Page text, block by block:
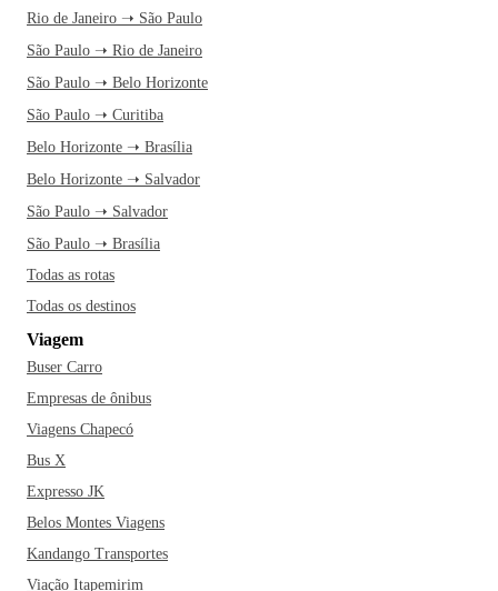
Rio de Janeiro ➝ São Paulo
São Paulo ➝ Rio de Janeiro
São Paulo ➝ Belo Horizonte
São Paulo ➝ Curitiba
Belo Horizonte ➝ Brasília
Belo Horizonte ➝ Salvador
São Paulo ➝ Salvador
São Paulo ➝ Brasília
Todas as rotas
Todas os destinos
Viagem
Buser Carro
Empresas de ônibus
Viagens Chapecó
Bus X
Expresso JK
Belos Montes Viagens
Kandango Transportes
Viação Itapemirim